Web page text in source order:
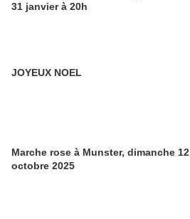
31 janvier à 20h
JOYEUX NOEL
Marche rose à Munster, dimanche 12
octobre 2025